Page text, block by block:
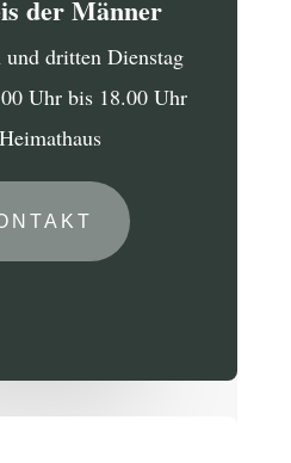
der Männer
dritten Dienstag
Uhr bis 18.00 Uhr